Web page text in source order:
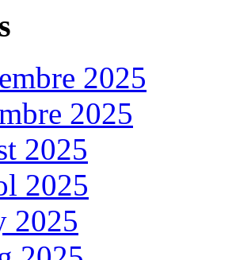
2025
2025
2025
2025
2025